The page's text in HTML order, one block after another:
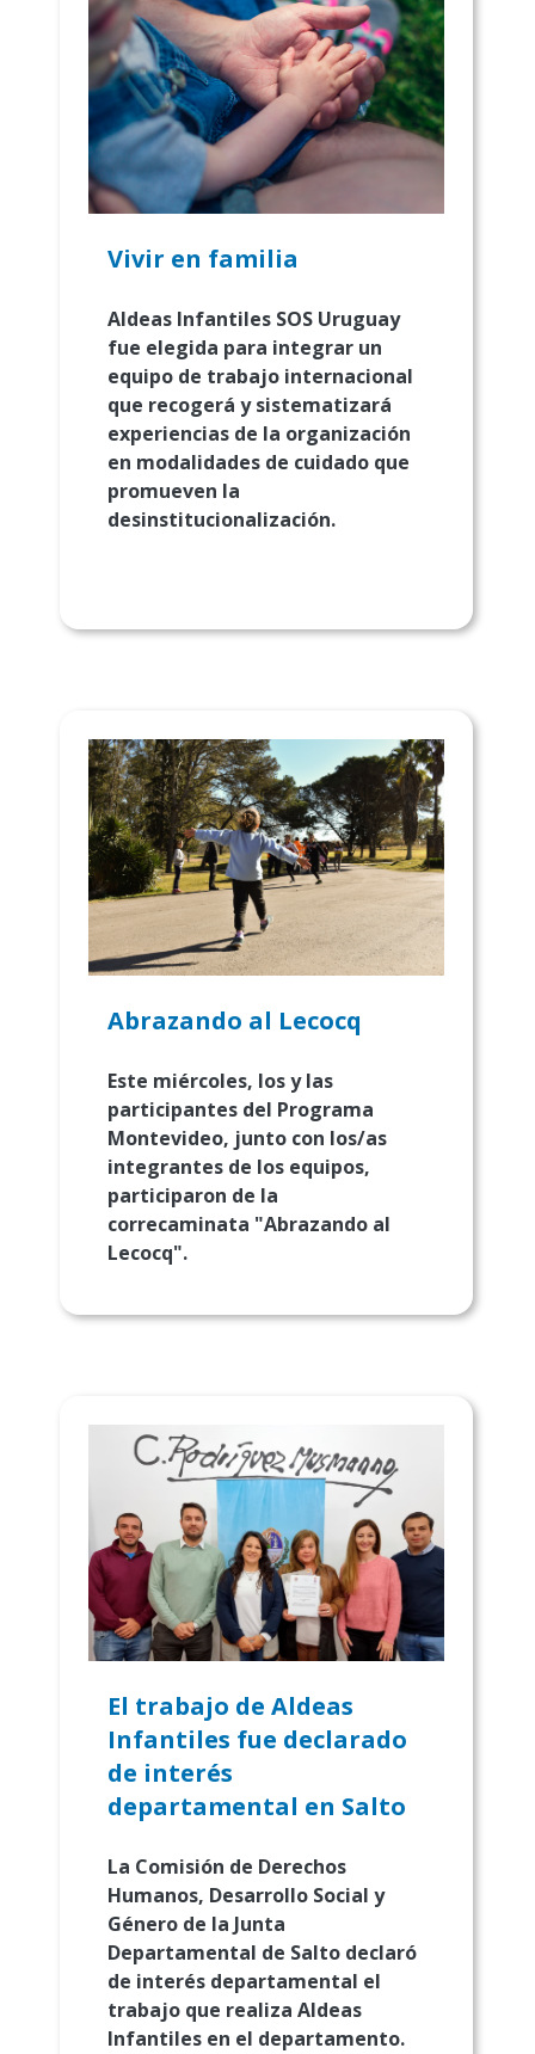
Vivir en familia
Aldeas Infantiles SOS Uruguay
fue elegida para integrar un
equipo de trabajo internacional
que recogerá y sistematizará
experiencias de la organización
en modalidades de cuidado que
promueven la
desinstitucionalización.
Abrazando al Lecocq
Este miércoles, los y las
participantes del Programa
Montevideo, junto con los/as
integrantes de los equipos,
participaron de la
correcaminata "Abrazando al
Lecocq".
El trabajo de Aldeas
Infantiles fue declarado
de interés
departamental en Salto
La Comisión de Derechos
Humanos, Desarrollo Social y
Género de la Junta
Departamental de Salto declaró
de interés departamental el
trabajo que realiza Aldeas
Infantiles en el departamento.